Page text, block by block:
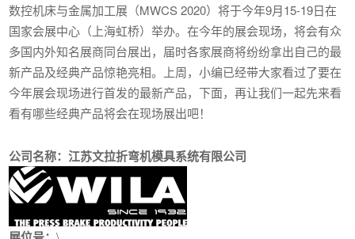
数控机床与金属加工展（MWCS 2020）将于今年9月15-19日在
国家会展中心（上海虹桥）举办。在今年的展会现场，将会有众
多国内外知名展商同台展出，届时各家展商将纷纷拿出自己的最
新产品及经典产品惊艳亮相。上周，小编已经带大家看过了要在
今年展会现场进行首发的最新产品，下面，再让我们一起先来看
看有哪些经典产品将会在现场展出吧！
公司名称：江苏文拉折弯机模具系统有限公司